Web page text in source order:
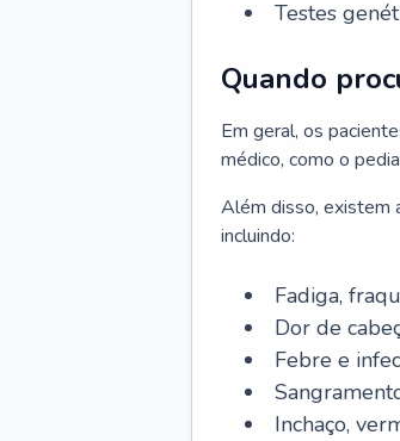
Testes
Quando
Em geral, os
médico, como o
Além disso, existem
incluindo:
Fadiga,
Dor de
Febre e
Inchaço,